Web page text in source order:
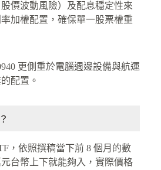
價波動風險）及配息穩定性來
加權配置，確保單一股票權重
更側重於電腦週邊設備與航運
配置。
，依照撰稿當下前 8 個月的數
台幣上下就能夠入，實際價格